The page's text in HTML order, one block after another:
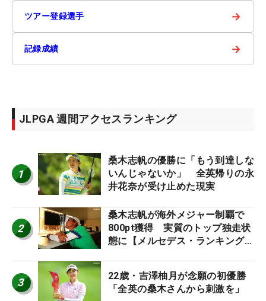
ツアー登録選手 →
記録成績 →
JLPGA 週間アクセスランキング
1
桑木志帆の優勝に「もう到達しな
いんじゃないか」 全英帰りの永
井花奈が受け止めた現実
2
桑木志帆が海外メジャー制覇で
800pt獲得 実質のトップ独走状
態に【メルセデス・ランキング番
3
22歳・吉澤柚月が念願の初優勝
「全英の桑木さんから刺激を」